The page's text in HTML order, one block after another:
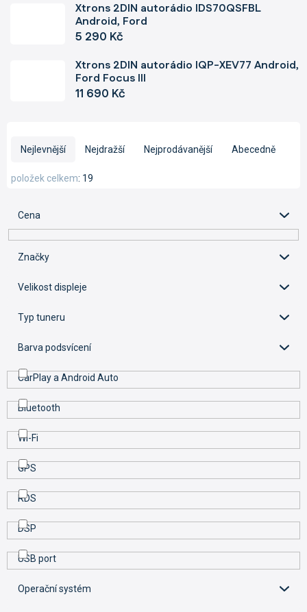
Xtrons 2DIN autorádio IDS70QSFBL
Android, Ford
5 290 Kč
Xtrons 2DIN autorádio IQP-XEV77 Android,
Ford Focus III
11 690 Kč
e
r
u
Nejlevnější Nejdražší Nejprodávanější Abecedně
19
položek celkem
Cena
Značky
Velikost displeje
Typ tuneru
Barva podsvícení
CarPlay a Android Auto
Bluetooth
Wi-Fi
GPS
RDS
DSP
USB port
Operační systém